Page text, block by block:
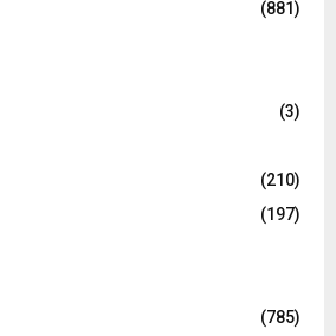
(881)
(3)
(210)
(197)
(785)